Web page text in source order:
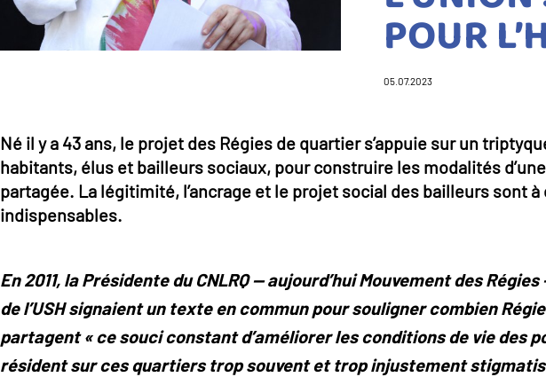
POUR
05.07.2023
Né il y a 43 ans, le projet des Régies de quartier s’appuie sur un
habitants, élus et bailleurs sociaux, pour construire les modalités
partagée. La légitimité, l’ancrage et le projet social des bailleurs sont à
indispensables.
En 2011, la Présidente du CNLRQ — aujourd’hui Mouvement des
de l’USH signaient un texte en commun pour souligner combien
partagent « ce souci constant d’améliorer les conditions de vie des
résident sur ces quartiers trop souvent et trop injustement